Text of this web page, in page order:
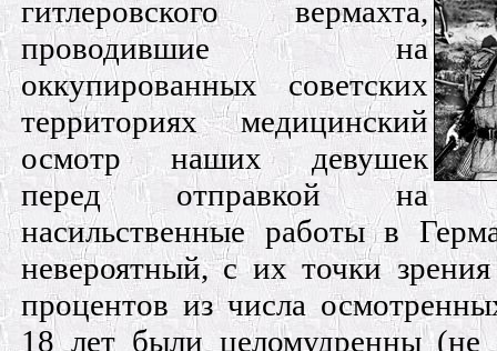
гитлеровского вермахта,
проводившие на
оккупированных советских
территориях медицинский
осмотр наших девушек
перед отправкой на
насильственные работы в
невероятный, с их точки
процентов из числа
18 лет были целомудренны (не